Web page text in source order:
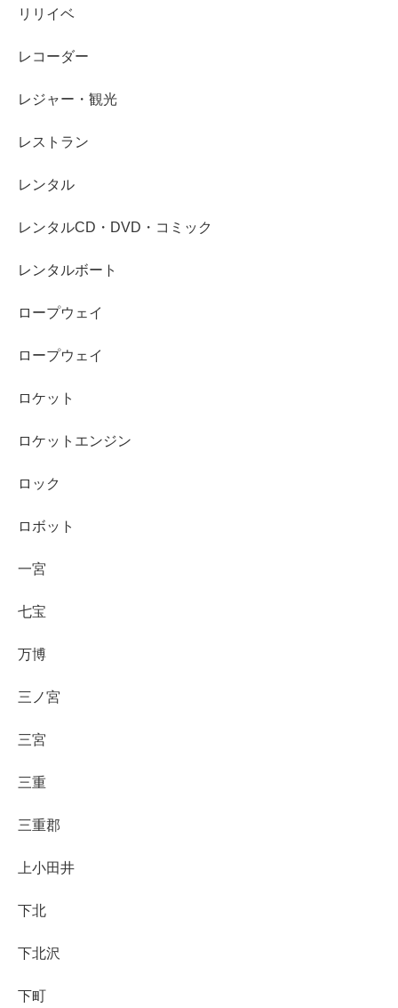
リリイベ
レコーダー
レジャー・観光
レストラン
レンタル
レンタルCD・DVD・コミック
レンタルボート
ロープウェイ
ロープウェイ
ロケット
ロケットエンジン
ロック
ロボット
一宮
七宝
万博
三ノ宮
三宮
三重
三重郡
上小田井
下北
下北沢
下町